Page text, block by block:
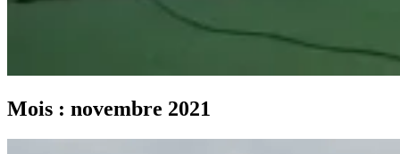
Mois : novembre 2021